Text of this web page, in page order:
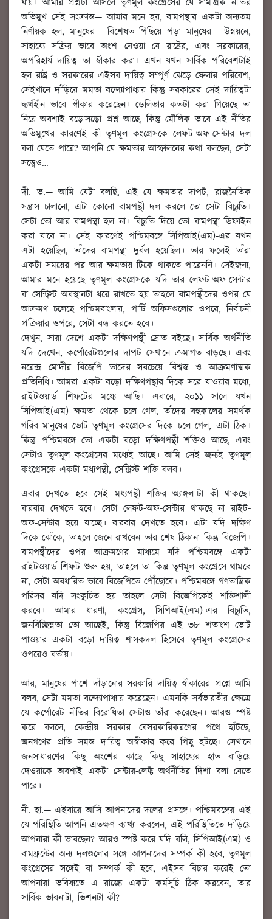
অভিমুখ সেই সংক্রান্ত— আমার মনে হয়, বামপন্থার একটা অন্যতম
নির্ণায়ক হল, মানুষের— বিশেষত পিছিয়ে পড়া মানুষের— উন্নয়নে,
সাহায্যে সক্রিয় ভাবে অংশ নেওয়া যে রাষ্ট্রের, এবং সরকারের,
অপরিহার্য দায়িত্ব তা স্বীকার করা। এখন যখন সার্বিক পরিবেশটাই
হল রাষ্ট্র ও সরকারের এইসব দায়িত্ব সম্পূর্ণ ঝেড়ে ফেলার পরিবেশ,
সেইখানে দাঁড়িয়ে মমতা বন্দ্যোপাধ্যায় কিন্তু সরকারের সেই দায়িত্বটা
দ্ব্যর্থহীন ভাবে স্বীকার করেছেন। ডেলিভার কতটা করা গিয়েছে তা
নিয়ে অবশ্যই বড়োসড়ো প্রশ্ন আছে, কিন্তু মৌলিক ভাবে এই নীতির
অভিমুখের কারণেই কী তৃণমূল কংগ্রেসকে লেফট-অফ-সেন্টার দল
বলা যেতে পারে? আপনি যে ক্ষমতার আস্ফালনের কথা বলছেন, সেটা
সত্ত্বেও…
দী. ভ.— আমি যেটা বলছি, এই যে ক্ষমতার দাপট, রাজনৈতিক
সন্ত্রাস চালানো, এটা কোনো বামপন্থী দল করলে তো সেটা বিচ্যুতি।
সেটা তো আর বামপন্থা হল না। বিচ্যুতি দিয়ে তো বামপন্থা ডিফাইন
করা যাবে না। সেই কারণেই পশ্চিমবঙ্গে সিপিআই(এম)-এর যখন
এটা হয়েছিল, তাঁদের বামপন্থা দুর্বল হয়েছিল। তার ফলেই তাঁরা
একটা সময়ের পর আর ক্ষমতায় টিকে থাকতে পারেননি। সেইজন্য,
আমার মনে হয়েছে তৃণমূল কংগ্রেসকে যদি তার লেফট-অফ-সেন্টার
বা সেন্ট্রিস্ট অবস্থানটা ধরে রাখতে হয় তাহলে বামপন্থীদের ওপর যে
আক্রমণ চলেছে পশ্চিমবাংলায়, পার্টি অফিসগুলোর ওপরে, নির্বাচনী
প্রক্রিয়ার ওপরে, সেটা বন্ধ করতে হবে।
দেখুন, সারা দেশে একটা দক্ষিণপন্থী স্রোত বইছে। সার্বিক অর্থনীতি
যদি দেখেন, কর্পোরেটগুলোর দাপট সেখানে ক্রমাগত বাড়ছে। এবং
নরেন্দ্র মোদীর বিজেপি তাদের সবচেয়ে বিশ্বস্ত ও আক্রমণাত্মক
প্রতিনিধি। আমরা একটা বড়ো দক্ষিণপন্থার দিকে সরে যাওয়ার মধ্যে,
রাইটওয়ার্ড শিফটের মধ্যে আছি। এবারে, ২০১১ সালে যখন
সিপিআই(এম) ক্ষমতা থেকে চলে গেল, তাঁদের বহুকালের সমর্থক
গরিব মানুষের ভোট তৃণমূল কংগ্রেসের দিকে চলে গেল, এটা ঠিক।
কিন্তু পশ্চিমবঙ্গে তো একটা বড়ো দক্ষিণপন্থী শক্তিও আছে, এবং
সেটাও তৃণমূল কংগ্রেসের মধ্যেই আছে। আমি সেই জন্যই তৃণমূল
কংগ্রেসকে একটা মধ্যপন্থী, সেন্ট্রিস্ট শক্তি বলব।
এবার দেখতে হবে সেই মধ্যপন্থী শক্তির অ্যাঙ্গল-টা কী থাকছে।
বারবার দেখতে হবে। সেটা লেফট-অফ-সেন্টার থাকছে না রাইট-
অফ-সেন্টার হয়ে যাচ্ছে। বারবার দেখতে হবে। এটা যদি দক্ষিণ
দিকে ঝোঁকে, তাহলে জেনে রাখবেন তার শেষ ঠিকানা কিন্তু বিজেপি।
বামপন্থীদের ওপর আক্রমণের মাধ্যমে যদি পশ্চিমবঙ্গে একটা
রাইটওয়ার্ড শিফট শুরু হয়, তাহলে তা কিন্তু তৃণমূল কংগ্রেসে থামবে
না, সেটা অবধারিত ভাবে বিজেপিতে পৌঁছোবে। পশ্চিমবঙ্গে গণতান্ত্রিক
পরিসর যদি সংকুচিত হয় তাহলে সেটা বিজেপিকেই শক্তিশালী
করবে। আমার ধারণা, কংগ্রেস, সিপিআই(এম)-এর বিচ্যুতি,
জনবিচ্ছিন্নতা তো আছেই, কিন্তু বিজেপির এই ৩৮ শতাংশ ভোট
পাওয়ার একটা বড়ো দায়িত্ব শাসকদল হিসেবে তৃণমূল কংগ্রেসের
ওপরেও বর্তায়।
আর, মানুষের পাশে দাঁড়ানোর সরকারি দায়িত্ব স্বীকারের প্রশ্নে আমি
বলব, সেটা মমতা বন্দ্যোপাধ্যায় করেছেন। এমনকি সর্বভারতীয় ক্ষেত্রে
যে কর্পোরেট নীতির বিরোধিতা সেটাও তাঁরা করেছেন। আরও স্পষ্ট
করে বললে, কেন্দ্রীয় সরকার বেসরকারিকরণের পথে হাঁটছে,
জনগণের প্রতি সমস্ত দায়িত্ব অস্বীকার করে পিছু হটছে। সেখানে
জনসাধারণের কিছু অংশের কাছে কিছু সাহায্যের হাত বাড়িয়ে
দেওয়াকে অবশ্যই একটা সেন্টার-লেফ্ট অর্থনীতির দিশা বলা যেতে
পারে।
নী. হা.—এইবারে আসি আপনাদের দলের প্রসঙ্গে। পশ্চিমবঙ্গের এই
যে পরিস্থিতি আপনি এতক্ষণ ব্যাখ্যা করলেন, এই পরিস্থিতিতে দাঁড়িয়ে
আপনারা কী ভাবছেন? আরও স্পষ্ট করে যদি বলি, সিপিআই(এম) ও
বামফ্রন্টের অন্য দলগুলোর সঙ্গে আপনাদের সম্পর্ক কী হবে, তৃণমূল
কংগ্রেসের সঙ্গেই বা সম্পর্ক কী হবে, এইসব বিচার করেই তো
আপনারা ভবিষ্যতে এ রাজ্যে একটা কর্মসূচি ঠিক করবেন, তার
সার্বিক ভাবনাটা, ভিশনটা কী?